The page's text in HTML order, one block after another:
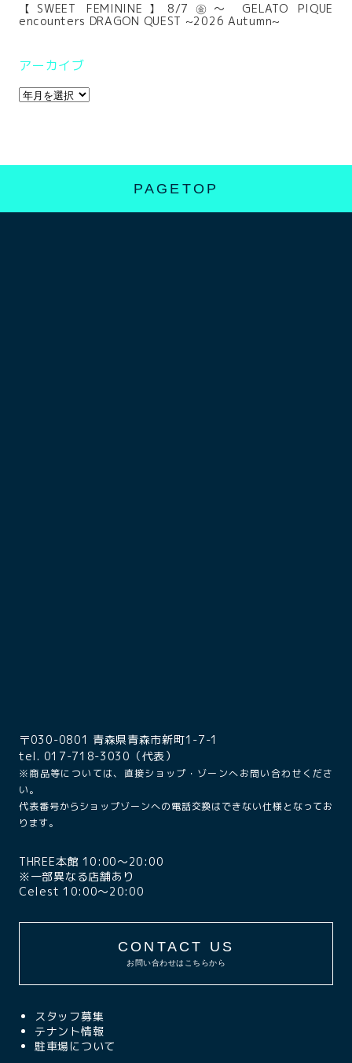
【SWEET FEMININE】8/7㊎～ GELATO PIQUE
encounters DRAGON QUEST ~2026 Autumn~
アーカイブ
PAGETOP
〒030-0801 青森県青森市新町1-7-1
tel. 017-718-3030（代表）
※商品等については、直接ショップ・ゾーンへお問い合わせくださ
い。
代表番号からショップゾーンへの電話交換はできない仕様となってお
ります。
THREE本館 10:00〜20:00
※一部異なる店舗あり
Celest 10:00〜20:00
CONTACT US
お問い合わせはこちらから
スタッフ募集
テナント情報
駐車場について